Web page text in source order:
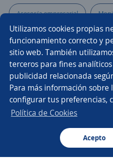
Asesor/a empresarial
Asesor seguridad
Responsable de crédito y
Especialistas en ventas y
Analista de reclutamiento y
Representantes de ventas
Buscar es
CT App
Navegador
Utilizamos cookies propias
funcionamiento correcto y
sitio web. También
terceros para fines
publicidad relacionada
Para más información sobre
configurar tus preferencias,
Política de Cookies
Acepto